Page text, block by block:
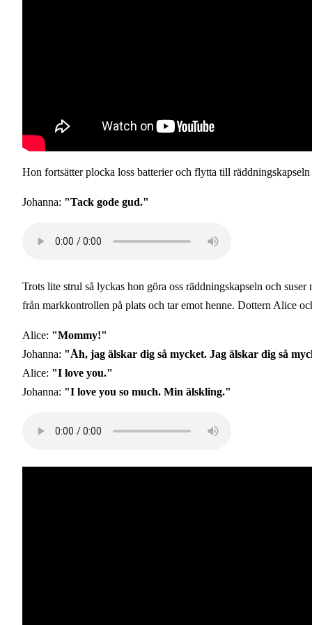
Hon fortsätter plocka loss batterier och flytta till
Johanna: "Tack gode gud."
Trots lite strul så lyckas hon göra oss räddningskapseln och
från markkontrollen på plats och tar emot henne. Dottern Alice
Alice: "Mommy!"
Johanna: "Åh, jag älskar dig så mycket. Jag älskar dig så
Alice: "I love you."
Johanna: "I love you so much. Min älskling."